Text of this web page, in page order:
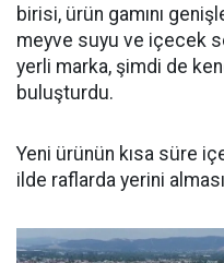
birisi, ürün gamını
meyve suyu ve içecek
yerli marka, şimdi de
buluşturdu.
Yeni ürünün kısa süre
ilde raflarda yerini